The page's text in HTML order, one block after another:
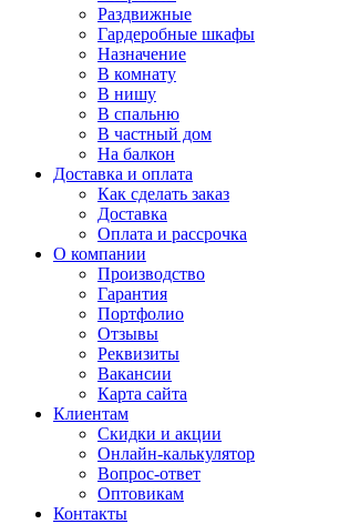
Раздвижные
Гардеробные шкафы
Назначение
В комнату
В нишу
В спальню
В частный дом
На балкон
Доставка и оплата
Как сделать заказ
Доставка
Оплата и рассрочка
О компании
Производство
Гарантия
Портфолио
Отзывы
Реквизиты
Вакансии
Карта сайта
Клиентам
Скидки и акции
Онлайн-калькулятор
Вопрос-ответ
Оптовикам
Контакты